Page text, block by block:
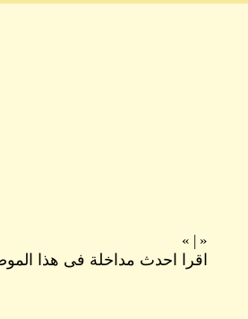
«
|
»
اقرا احدث مداخلة فى هذا